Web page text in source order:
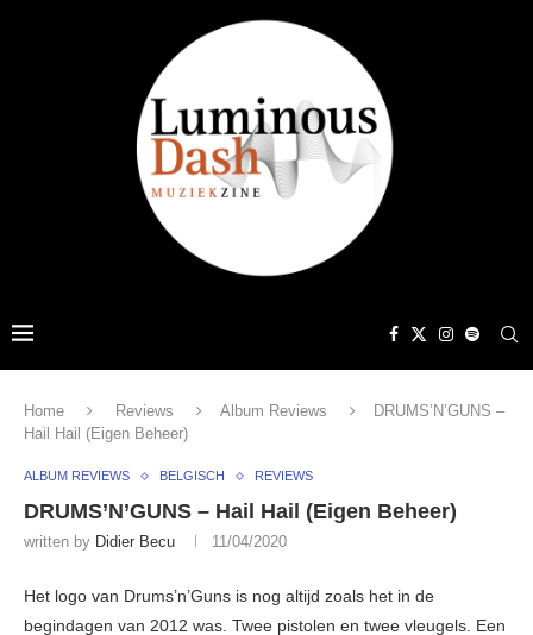
Home Reviews Album Reviews
DRUMS’N’GUNS –
Hail Hail (Eigen Beheer)
ALBUM REVIEWS BELGISCH REVIEWS
DRUMS’N’GUNS – Hail Hail (Eigen Beheer)
written by Didier Becu 11/04/2020
Het logo van Drums’n’Guns is nog altijd zoals het in de
begindagen van 2012 was. Twee pistolen en twee vleugels. Een